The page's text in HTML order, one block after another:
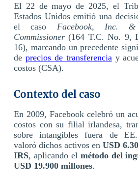
El 22 de mayo de 2025, el
Estados Unidos emitió una
el caso Facebook, Inc.
Commissioner (164 T.C. No. 9,
16), marcando un precedente
de precios de transferencia y
costos (CSA).
Contexto del caso
En 2009, Facebook celebró un
costos con su filial irlandesa,
sobre intangibles fuera de
valoró dichos activos en USD
IRS, aplicando el método del
USD 19.900 millones.